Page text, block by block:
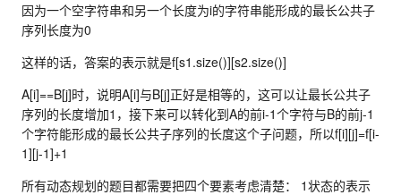
因为一个空字符串和另一个长度为i的字符串能形成的最长公共子
序列长度为0
这样的话，答案的表示就是f[s1.size()][s2.size()]
A[i]==B[j]时，说明A[i]与B[j]正好是相等的，这可以让最长公共子
序列的长度增加1，接下来可以转化到A的前i-1个字符与B的前j-1
个字符能形成的最长公共子序列的长度这个子问题，所以f[i][j]=f[i-
1][j-1]+1
所有动态规划的题目都需要把四个要素考虑清楚： 1状态的表示